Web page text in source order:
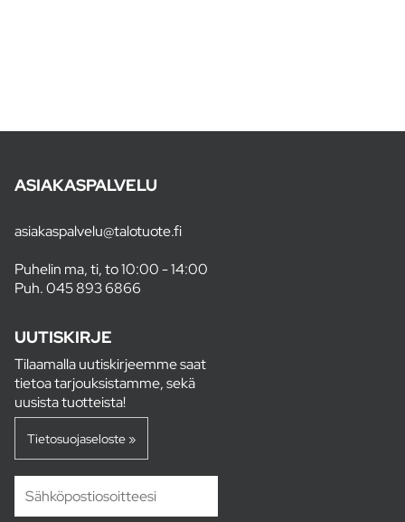
ASIAKASPALVELU
asiakaspalvelu@talotuote.fi
Puhelin ma, ti, to 10:00 - 14:00
Puh.045 893 6866
UUTISKIRJE
Tilaamalla uutiskirjeemme saat
tietoa tarjouksistamme, sekä
uusista tuotteista!
Tietosuojaseloste »